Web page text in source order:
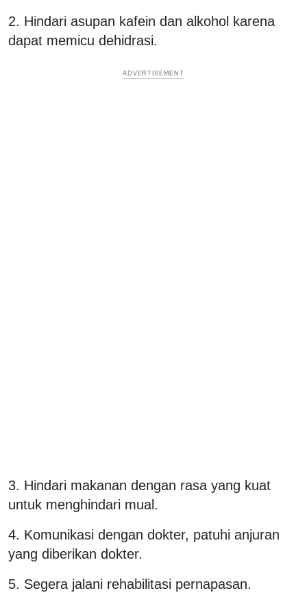
2. Hindari asupan kafein dan alkohol karena
dapat memicu dehidrasi.
3. Hindari makanan dengan rasa yang kuat
untuk menghindari mual.
4. Komunikasi dengan dokter, patuhi anjuran
yang diberikan dokter.
5. Segera jalani rehabilitasi pernapasan.